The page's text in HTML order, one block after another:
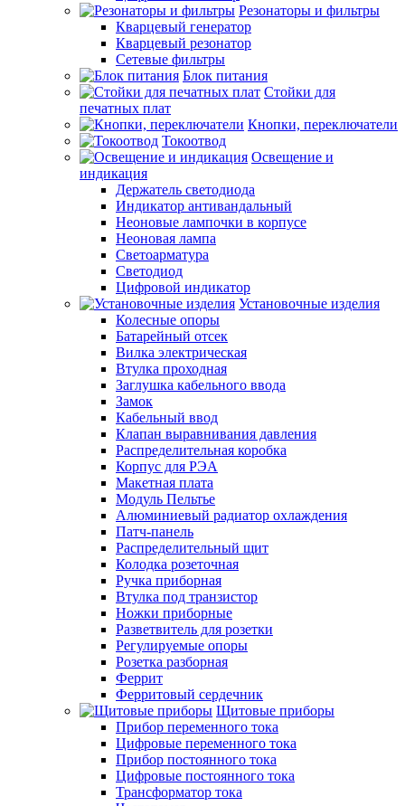
Резонаторы и фильтры
Кварцевый генератор
Кварцевый резонатор
Сетевые фильтры
Блок питания
Стойки для
печатных плат
Кнопки, переключатели
Токоотвод
Освещение и
индикация
Держатель светодиода
Индикатор антивандальный
Неоновые лампочки в корпусе
Неоновая лампа
Светоарматура
Светодиод
Цифровой индикатор
Установочные изделия
Колесные опоры
Батарейный отсек
Вилка электрическая
Втулка проходная
Заглушка кабельного ввода
Замок
Кабельный ввод
Клапан выравнивания давления
Распределительная коробка
Корпус для РЭА
Макетная плата
Модуль Пельтье
Алюминиевый радиатор охлаждения
Патч-панель
Распределительный щит
Колодка розеточная
Ручка приборная
Втулка под транзистор
Ножки приборные
Разветвитель для розетки
Регулируемые опоры
Розетка разборная
Феррит
Ферритовый сердечник
Щитовые приборы
Прибор переменного тока
Цифровые переменного тока
Прибор постоянного тока
Цифровые постоянного тока
Трансформатор тока